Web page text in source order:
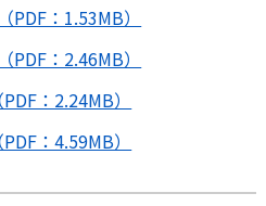
：1.53MB）
：2.46MB）
：2.24MB）
：4.59MB）